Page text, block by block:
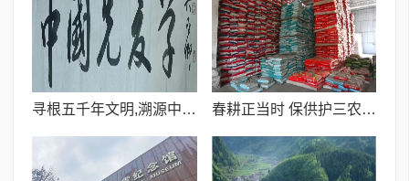
寻根五千年文明,溯源中国先夏学 十人谈:良渚与中国先夏学 春耕正当时 保供护三农 | 喀什世平农业(集团)全力护航春耕生产